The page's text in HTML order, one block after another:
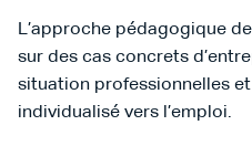
L’approche pédagogique
sur des cas concrets
situation professionnelles
individualisé vers l’emploi.